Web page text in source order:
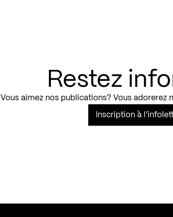
Restez
Vous aimez nos publications? Vous adorerez
Inscription à